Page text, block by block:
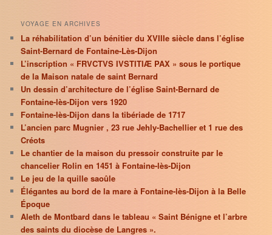
VOYAGE EN ARCHIVES
La réhabilitation d’un bénitier du XVIIIe siècle dans l’église
Saint-Bernard de Fontaine-Lès-Dijon
L’inscription « FRVCTVS IVSTITIÆ PAX » sous le portique
de la Maison natale de saint Bernard
Un dessin d’architecture de l’église Saint-Bernard de
Fontaine-lès-Dijon vers 1920
Fontaine-lès-Dijon dans la tibériade de 1717
L’ancien parc Mugnier , 23 rue Jehly-Bachellier et 1 rue des
Créots
Le chantier de la maison du pressoir construite par le
chancelier Rolin en 1451 à Fontaine-lès-Dijon
Le jeu de la quille saoûle
Élégantes au bord de la mare à Fontaine-lès-Dijon à la Belle
Époque
Aleth de Montbard dans le tableau « Saint Bénigne et l’arbre
des saints du diocèse de Langres ».